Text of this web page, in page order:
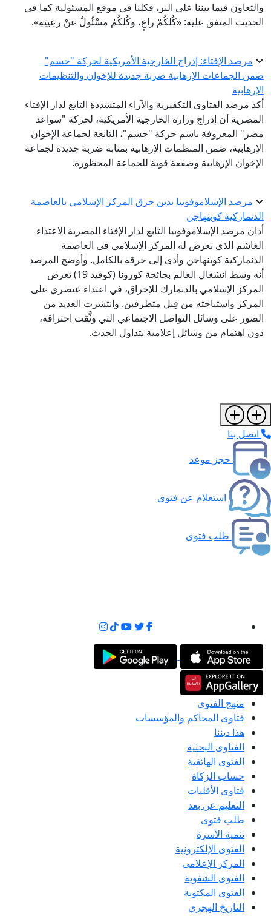
والتعاون فيما بيننا على البر، فكلنا في موقع المسئولية كما في
الحديث المتفق عليه: «كُلكُمْ راعٍ، وكُلكُمْ مسْئُولٌ عنْ رعِيتِهِ».
مرصد الإفتاء: إدراج الخارجية الأمريكية لحركة "حسم"
ضمن الجماعات الإرهابية ضربة جديدة للإخوان والتنظيمات
الإرهابية
أكد مرصد الفتاوى التكفيرية والآراء المتشددة التابع لدار الإفتاء
المصرية أن إدراج وزارة الخارجية الأمريكية، لحركة "سواعد
مصر" المعروفة باسم حركة "حسم"، التابعة لجماعة الإخوان
الإرهابية، ضمن المنظمات الإرهابية بمثابة ضربة جديدة لجماعة
الإخوان الإرهابية وصفعة قوية للجماعة المحظورة.
مرصد الإسلاموفوبيا يدين حرق المركز الإسلامي بالعاصمة
الدنماركية كوبنهاجن
أدان مرصد الإسلاموفوبيا التابع لدار الإفتاء المصرية الاعتداء
الغاشم الذي تعرض له المركز الإسلامي فى العاصمة
الدنماركية كوبنهاجن وأدى إلى حرقه بالكامل. وأوضح المرصد
أنه وسط انشغال العالم بجائحة كورونا (كوفيد 19) تعرض
المركز الإسلامي بالدنمارك للإحراق، في اعتداء عنصري على
المركز واستباحته من قِبل متطرفين. وانتشرت العديد من
الصور على وسائل التواصل الاجتماعي التي وثَّقت احتراقه،
دون اهتمام من وسائل إعلامية بتداول الحدث.
اتصل بنا
حجز موعد
استعلام عن فتوى
طلب فتوى
منهج الفتوى
فتاوى المحاكم والمؤسسات
هذا ديننا
الفتاوى البحثية
الفتوى الهاتفية
حساب الزكاة
فتاوى الأقليات
التعليم عن بعد
طلب فتوى
تنمية الأسرة
الفتوى الإلكترونية
المركز الإعلامى
الفتوى الشفوية
الفتوى المكتوبة
التاريخ الهجري